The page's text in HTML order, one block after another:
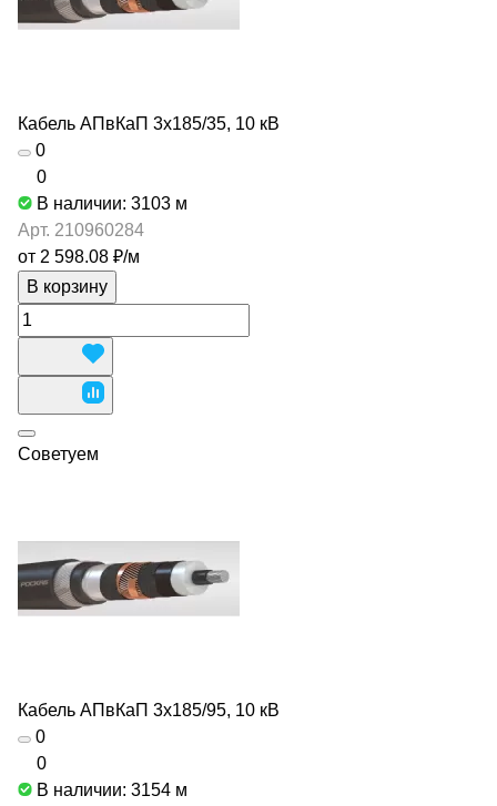
Кабель АПвКаП 3х185/35, 10 кВ
0
0
В наличии: 3103 м
Арт. 210960284
от 2 598.08 ₽/м
В корзину
Советуем
Кабель АПвКаП 3х185/95, 10 кВ
0
0
В наличии: 3154 м